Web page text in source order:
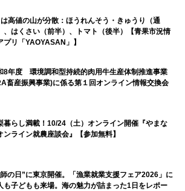
高値の山が分散：ほうれんそう・きゅうり（通
、はくさい（前半）、トマト（後半）【青果市況情
プリ「YAOYASAN」】
8年度 環境調和型持続的肉用牛生産体制推進事業
畜産振興事業)に係る第１回オンライン情報交換会
暮らし満載！10/24（土）オンライン開催『やまな
ンライン就農座談会』【参加無料】
の日”に東京開催。「漁業就業支援フェア2026」に
も子どもも来場。海の魅力が詰まった1日をレポー